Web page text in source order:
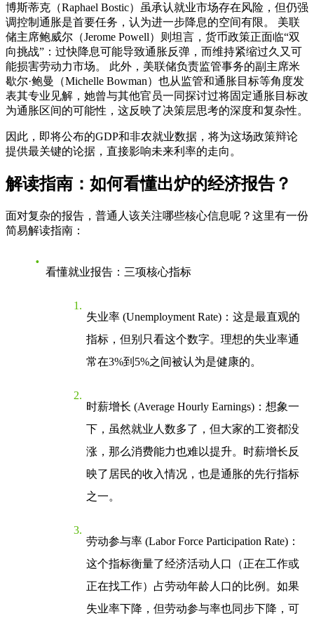
博斯蒂克（Raphael Bostic）虽承认就业市场存在风险，但仍强
调控制通胀是首要任务，认为进一步降息的空间有限。 美联
储主席鲍威尔（Jerome Powell）则坦言，货币政策正面临“双
向挑战”：过快降息可能导致通胀反弹，而维持紧缩过久又可
能损害劳动力市场。 此外，美联储负责监管事务的副主席米
歇尔·鲍曼（Michelle Bowman）也从监管和通胀目标等角度发
表其专业见解，她曾与其他官员一同探讨过将固定通胀目标改
为通胀区间的可能性，这反映了决策层思考的深度和复杂性。
因此，即将公布的GDP和非农就业数据 ，将为这场政策辩论
提供最关键的论据，直接影响未来利率的走向。
解读指南：如何看懂出炉的经济报告？
面对复杂的报告，普通人该关注哪些核心信息呢？这里有一份
简易解读指南：
看懂就业报告：三项核心指标
失业率 (Unemployment Rate) ：这是最直观的
指标，但别只看这个数字。理想的失业率通
常在3%到5%之间被认为是健康的。
时薪增长 (Average Hourly Earnings) ：想象一
下，虽然就业人数多了，但大家的工资都没
涨，那么消费能力也难以提升。时薪增长反
映了居民的收入情况，也是通胀的先行指标
之一。
劳动参与率 (Labor Force Participation Rate) ：
这个指标衡量了经济活动人口（正在工作或
正在找工作）占劳动年龄人口的比例。如果
失业率下降，但劳动参与率也同步下降，可